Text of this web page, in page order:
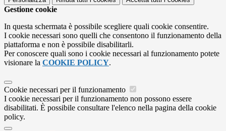
Gestione cookie
In questa schermata è possibile scegliere quali cookie consentire.
I cookie necessari sono quelli che consentono il funzionamento della
piattaforma e non è possibile disabilitarli.
Per conoscere quali sono i cookie necessari al funzionamento potete
visionare la COOKIE POLICY.
Cookie necessari per il funzionamento
I cookie necessari per il funzionamento non possono essere
disabilitati. È possibile consultare l'elenco nella pagina della cookie
policy.